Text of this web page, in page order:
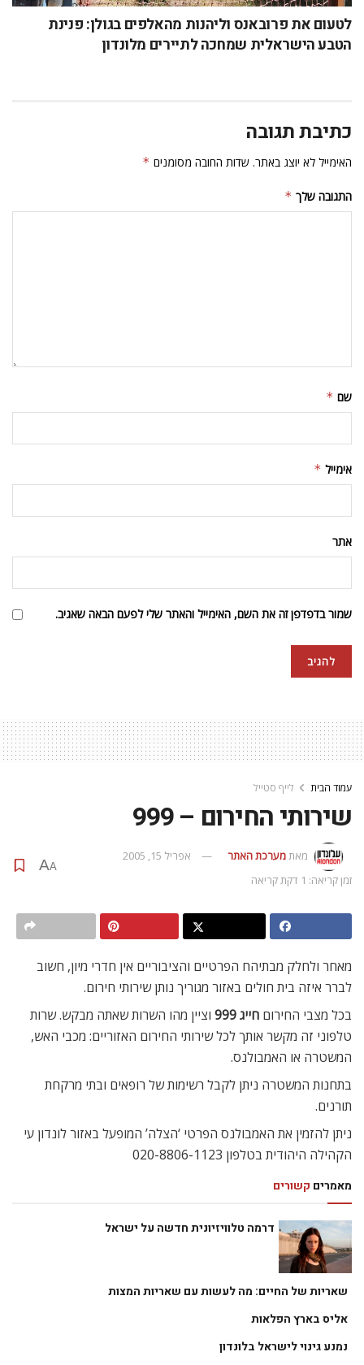
לטעום את פרובאנס וליהנות מהאלפים בגולן: פנינת
הטבע הישראלית שמחכה לתיירים מלונדון
כתיבת תגובה
האימייל לא יוצג באתר. שדות החובה מסומנים *
התגובה שלך *
שם *
אימייל *
אתר
שמור בדפדפן זה את השם, האימייל והאתר שלי לפעם הבאה שאגיב.
עמוד הבית לייף סטייל
שירותי החירום – 999
מאתמערכת האתר
אפריל 15, 2005
זמן קריאה: 1 דקת קריאה
A
A
מאחר ולחלק מבתיהח הפרטיים והציבוריים אין חדרי מיון, חשוב
לברר איזה בית חולים באזור מגוריך נותן שירותי חירום.
בכל מצבי החירום חייג 999
וציין מהו השרות שאתה מבקש. שרות
טלפוני זה מקשר אותך לכל שירותי החירום האזוריים: מכבי האש,
המשטרה או האמבולנס.
בתחנות המשטרה ניתן לקבל רשימות של רופאים ובתי מרקחת
תורנים.
ניתן להזמין את האמבולנס הפרטי ‘הצלה’ המופעל באזור לונדון עי
הקהילה היהודית בטלפון 020-8806-1123
מאמרים קשורים
דרמה טלוויזיונית חדשה על ישראל
שאריות של החיים: מה לעשות עם שאריות המצות
אליס בארץ הפלאות
נמנע גינוי לישראל בלונדון